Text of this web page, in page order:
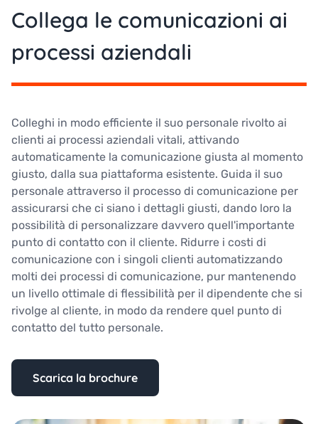
Collega le comunicazioni ai
processi aziendali
Colleghi in modo efficiente il suo personale rivolto ai
clienti ai processi aziendali vitali, attivando
automaticamente la comunicazione giusta al momento
giusto, dalla sua piattaforma esistente. Guida il suo
personale attraverso il processo di comunicazione per
assicurarsi che ci siano i dettagli giusti, dando loro la
possibilità di personalizzare davvero quell'importante
punto di contatto con il cliente. Ridurre i costi di
comunicazione con i singoli clienti automatizzando
molti dei processi di comunicazione, pur mantenendo
un livello ottimale di flessibilità per il dipendente che si
rivolge al cliente, in modo da rendere quel punto di
contatto del tutto personale.
Scarica la brochure